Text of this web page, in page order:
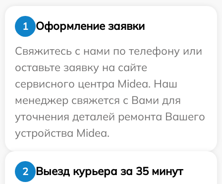
1
Оформление заявки
Свяжитесь с нами по телефону или
оставьте заявку на сайте
сервисного центра Midea. Наш
менеджер свяжется с Вами для
уточнения деталей ремонта Вашего
устройства Midea.
2
Выезд курьера за 35 минут